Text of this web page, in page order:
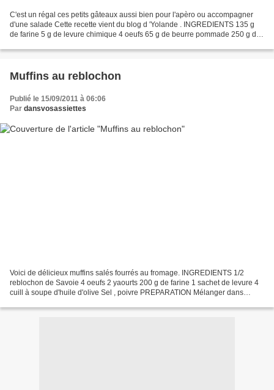
C'est un régal ces petits gâteaux aussi bien pour l'apèro ou accompagner
d'une salade Cette recette vient du blog d 'Yolande . INGREDIENTS 135 g
de farine 5 g de levure chimique 4 oeufs 65 g de beurre pommade 250 g de
Muffins au reblochon
Publié le 15/09/2011 à 06:06
Par dansvosassiettes
Voici de délicieux muffins salés fourrés au fromage. INGREDIENTS 1/2
reblochon de Savoie 4 oeufs 2 yaourts 200 g de farine 1 sachet de levure 4
cuill à soupe d'huile d'olive Sel , poivre PREPARATION Mélanger dans